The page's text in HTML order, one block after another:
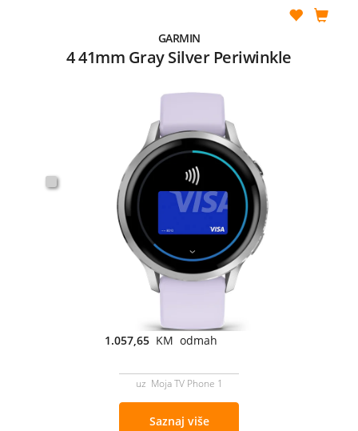
GARMIN
4 41mm Gray Silver Periwinkle
1.057,65 KM odmah
uz Moja TV Phone 1
Saznaj više